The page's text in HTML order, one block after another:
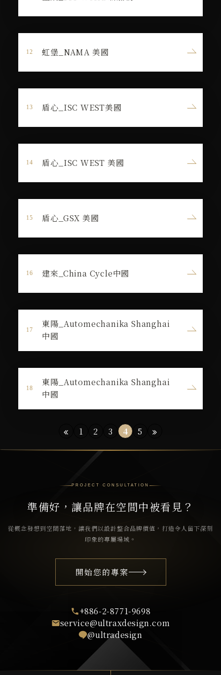
虹堡_NAMA 美國
盾心_ISC WEST美國
盾心_ISC WEST 美國
盾心_GSX 美國
建來_China Cycle中國
東陽_Automechanika Shanghai
中國
東陽_Automechanika Shanghai
中國
1 2 3 4 5
PROJECT CONSULTATION
準備好，讓品牌在空間中被看見？
從概念發想到空間落地，讓我們以設計整合品牌價值，打造令人留下深刻
印象的專屬場域。
開始您的專案
+886-2-8771-9698
service@ultraxdesign.com
@ultradesign